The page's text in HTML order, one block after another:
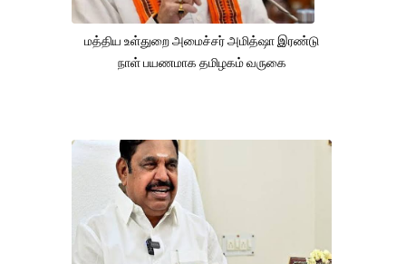
மத்திய உள்துறை அமைச்சர் அமித்ஷா இரண்டு
நாள் பயணமாக தமிழகம் வருகை